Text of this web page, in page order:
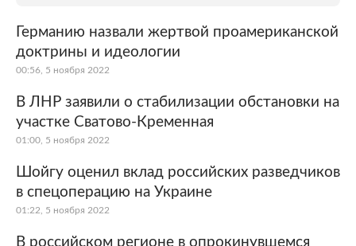
Германию назвали жертвой проамериканской
доктрины и идеологии
00:56, 5 ноября 2022
В ЛНР заявили о стабилизации обстановки на
участке Сватово-Кременная
01:00, 5 ноября 2022
Шойгу оценил вклад российских разведчиков
в спецоперацию на Украине
01:22, 5 ноября 2022
В российском регионе в опрокинувшемся